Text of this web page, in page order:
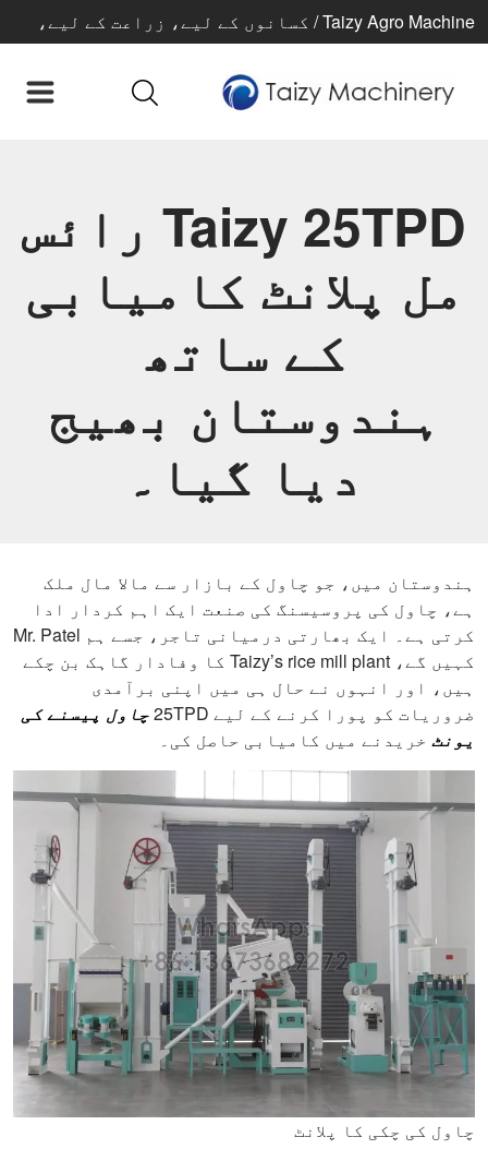
Taizy Agro Machine / کسانوں کے لیے، زراعت کے لیے،
Taizy 25TPD رائس
مل پلانٹ کامیابی
کے ساتھ
ہندوستان بھیج
دیا گیا۔
ہندوستان میں، جو چاول کے بازار سے مالا مال ملک
ہے، چاول کی پروسیسنگ کی صنعت ایک اہم کردار ادا
کرتی ہے۔ ایک بھارتی درمیانی تاجر، جسے ہم Mr. Patel
کہیں گے، Taizy’s rice mill plant کا وفادار گاہک بن چکے
ہیں، اور انہوں نے حال ہی میں اپنی برآمدی
ضروریات کو پورا کرنے کے لیے 25TPD
چاول پیسنے کی
یونٹ خریدنے میں کامیابی حاصل کی۔
چاول کی چکی کا پلانٹ